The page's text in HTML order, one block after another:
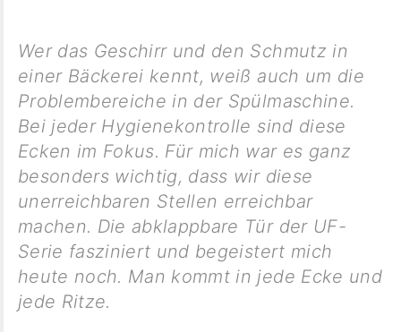
Wer das Geschirr und den Schmutz in
einer Bäckerei kennt, weiß auch um die
Problembereiche in der Spülmaschine.
Bei jeder Hygienekontrolle sind diese
Ecken im Fokus. Für mich war es ganz
besonders wichtig, dass wir diese
unerreichbaren Stellen erreichbar
machen. Die abklappbare Tür der UF-
Serie fasziniert und begeistert mich
heute noch. Man kommt in jede Ecke und
jede Ritze.